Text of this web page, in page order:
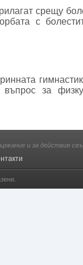
срещу
с
за
и за действия